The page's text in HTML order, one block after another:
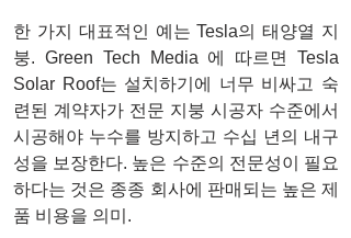
한 가지 대표적인 예는 Tesla의 태양열 지
붕. Green Tech Media 에 따르면 Tesla
Solar Roof는 설치하기에 너무 비싸고 숙
련된 계약자가 전문 지붕 시공자 수준에서
시공해야 누수를 방지하고 수십 년의 내구
성을 보장한다. 높은 수준의 전문성이 필요
하다는 것은 종종 회사에 판매되는 높은 제
품 비용을 의미.